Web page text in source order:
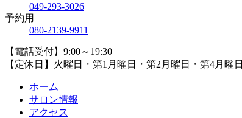
049-293-3026
予約用
080-2139-9911
【電話受付】9:00～19:30
【定休日】火曜日・第1月曜日・第2月曜日・第4月曜日
ホーム
サロン情報
アクセス